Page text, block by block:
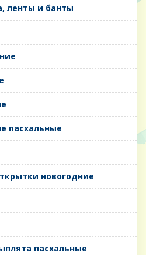
ленты и банты
пасхальные
новогодние
пасхальные